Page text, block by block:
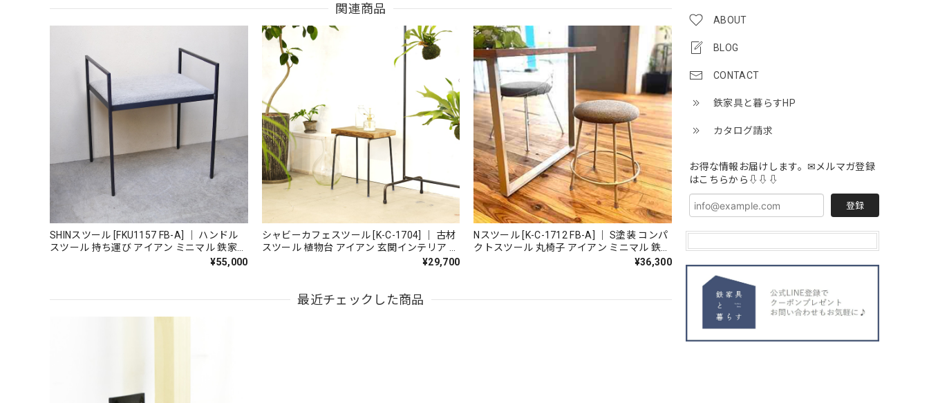
ABOUT
BLOG
CONTACT
鉄家具と暮らすHP
カタログ請求
お得な情報お届けします。✉メルマガ登録
はこちらから⇩⇩⇩
登録
関連商品
SHINスツール [FKU1157 FB-A] ｜ ハンドル
スツール 持ち運び アイアン ミニマル 鉄家具
¥55,000
シャビーカフェスツール [K-C-1704] ｜ 古材
スツール 植物台 アイアン 玄関インテリア 鉄
¥29,700
Nスツール [K-C-1712 FB-A] ｜ S塗装 コンパ
クトスツール 丸椅子 アイアン ミニマル 鉄家
¥36,300
最近チェックした商品